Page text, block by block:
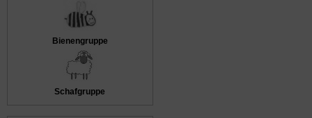
Bienengruppe
Schafgruppe